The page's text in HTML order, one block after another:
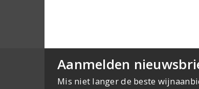
Aanmelden
Mis niet langer de beste